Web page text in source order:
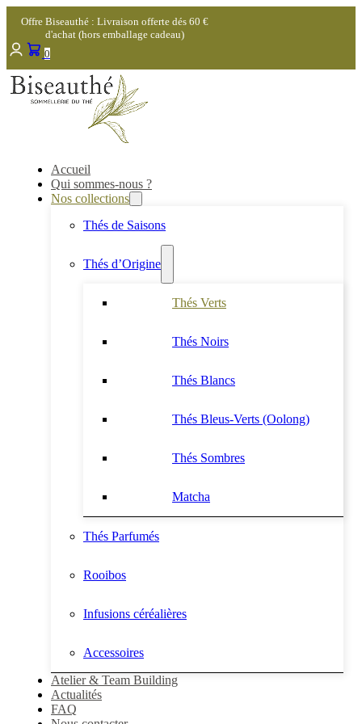
Offre Biseauthé : Livraison offerte dés 60 €
d'achat (hors emballage cadeau)
0
Accueil
Qui sommes-nous ?
Nos collections
Thés de Saisons
Thés d’Origine
Thés Verts
Thés Noirs
Thés Blancs
Thés Bleus-Verts (Oolong)
Thés Sombres
Matcha
Thés Parfumés
Rooibos
Infusions céréalières
Accessoires
Atelier & Team Building
Actualités
FAQ